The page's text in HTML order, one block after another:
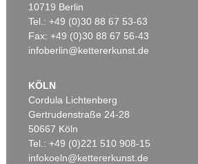
EMIL NOLDE
Rittersporn und Silberpappeln , 1929
Ergebnis:€ 1.165.000
10719 Berlin
Tel.: +49 (0)30 88 67 53-63
Fax: +49 (0)30 88 67 56-43
infoberlin@kettererkunst.de
KÖLN
Cordula Lichtenberg
Gertrudenstraße 24-28
50667 Köln
Tel.: +49 (0)221 510 908-15
infokoeln@kettererkunst.de